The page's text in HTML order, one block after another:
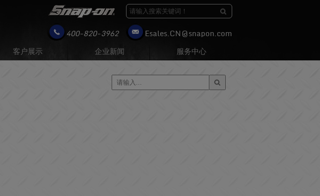
400-820-3962
moc.nopans@NC.selasE
客户展示 企业新闻 服务中心